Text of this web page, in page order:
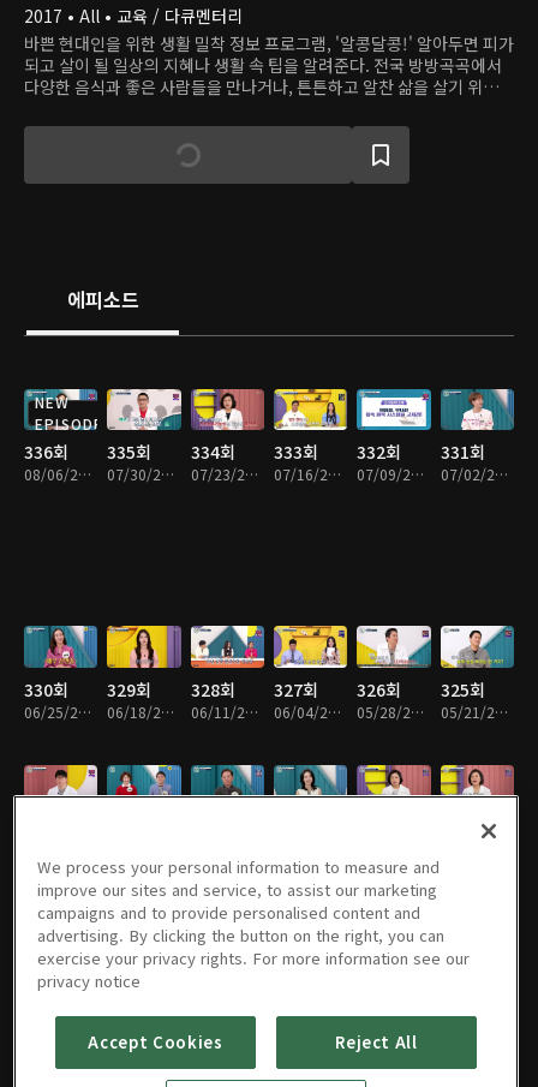
2017 • All • 교육 / 다큐멘터리
바쁜 현대인을 위한 생활 밀착 정보 프로그램, '알콩달콩!' 알아두면 피가
되고 살이 될 일상의 지혜나 생활 속 팁을 알려준다. 전국 방방곡곡에서
다양한 음식과 좋은 사람들을 만나거나, 튼튼하고 알찬 삶을 살기 위한
정보뿐 아니라 즐겁고 공감 가는 대화도 나눈다.
에피소드
NEW
EPISODE
336회
08/06/2026 • 45분
335회
07/30/2026 • 45분
334회
07/23/2026 • 45분
333회
07/16/2026 • 45분
332회
07/09/2026 • 45분
331회
07/02/2026 • 45분
330회
06/25/2026 • 45분
329회
06/18/2026 • 45분
328회
06/11/2026 • 45분
327회
06/04/2026 • 45분
326회
05/28/2026 • 45분
325회
05/21/2026 • 45분
319회
318회
03/26/2026 • 45분
317회 316회 315회 314회 313회
We process your personal information to measure and
improve our sites and service, to assist our marketing
campaigns and to provide personalised content and
advertising. By clicking the button on the right, you can
exercise your privacy rights. For more information see our
privacy notice
Accept Cookies Reject All